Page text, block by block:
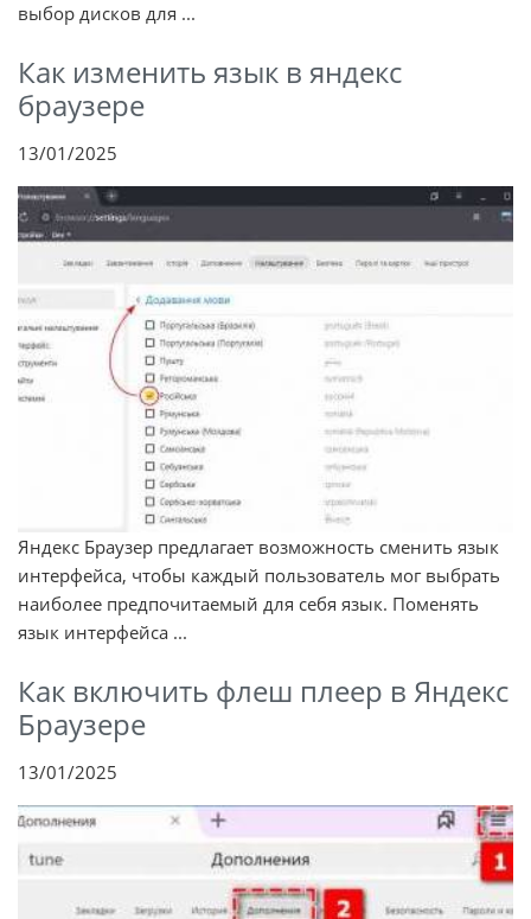
выбор дисков для ...
Как изменить язык в яндекс
браузере
13/01/2025
Яндекс Браузер предлагает возможность сменить язык
интерфейса, чтобы каждый пользователь мог выбрать
наиболее предпочитаемый для себя язык. Поменять
язык интерфейса ...
Как включить флеш плеер в Яндекс
Браузере
13/01/2025